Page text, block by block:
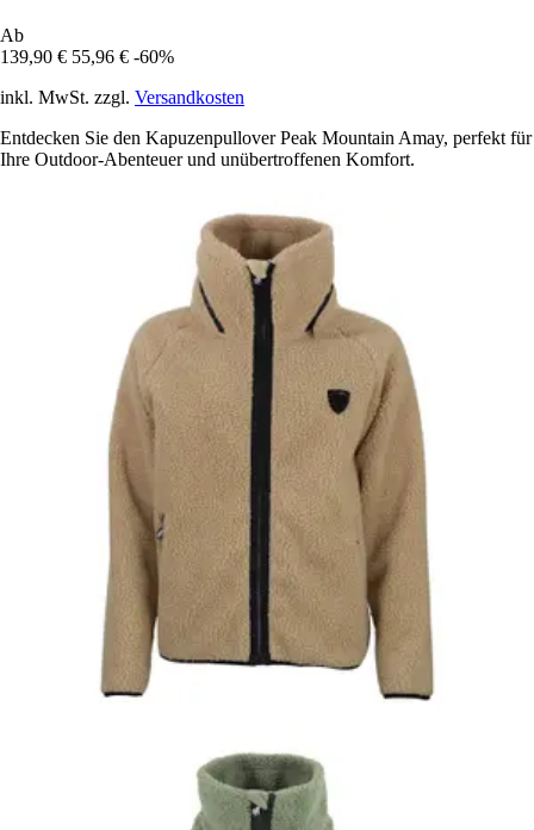
Ab
139,90 € 55,96 € -60%
inkl. MwSt. zzgl. Versandkosten
Entdecken Sie den Kapuzenpullover Peak Mountain Amay, perfekt für
Ihre Outdoor-Abenteuer und unübertroffenen Komfort.